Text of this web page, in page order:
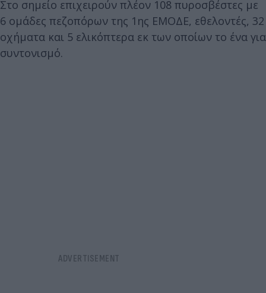
Στο σημείο επιχειρούν πλέον 108 πυροσβέστες με
6 ομάδες πεζοπόρων της 1ης ΕΜΟΔΕ, εθελοντές, 32
οχήματα και 5 ελικόπτερα εκ των οποίων το ένα για
συντονισμό.